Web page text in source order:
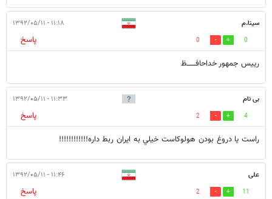
سینا.م ۱۱:۱۸ - ۱۳۹۲/۰۵/۱۱
0
0
پاسخ
رییس جمهور خداحافـــــــظ
بی نام ۱۱:۳۳ - ۱۳۹۲/۰۵/۱۱
4
2
پاسخ
راست يا دروغ بودن هولوكاست خيلي به ايران ربط داره!!!!!!!!!!!!
علی ۱۱:۴۶ - ۱۳۹۲/۰۵/۱۱
11
2
پاسخ